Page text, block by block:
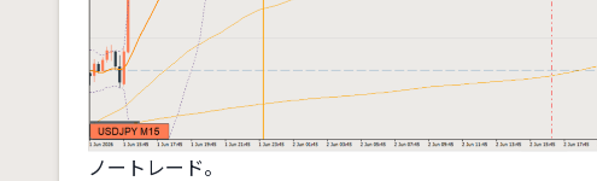
ノートレード。